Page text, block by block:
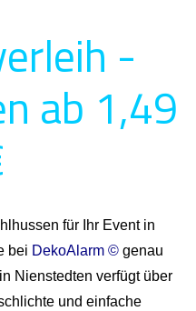
-
ab 1,49
für Ihr Event in
bei DekoAlarm ©genau
Nienstedten verfügt über
und einfache